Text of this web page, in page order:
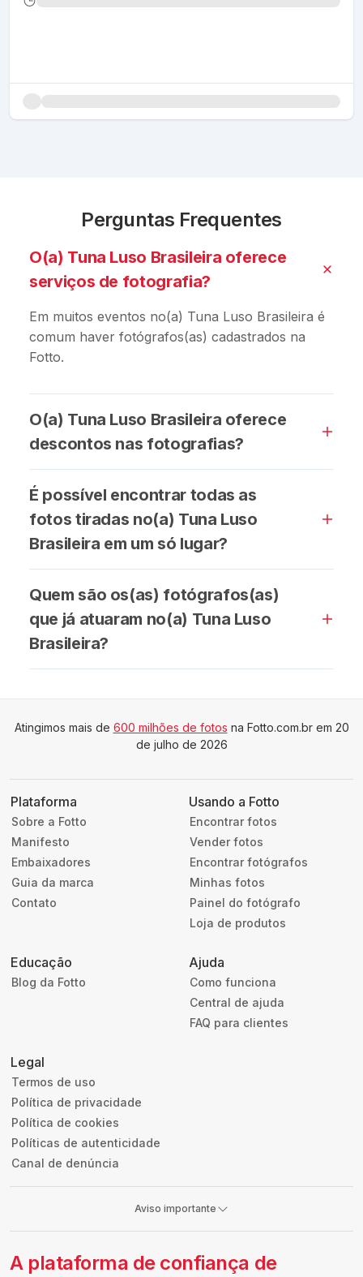
Perguntas Frequentes
O(a) Tuna Luso Brasileira oferece
serviços de fotografia?
Em muitos eventos no(a) Tuna Luso Brasileira é
comum haver fotógrafos(as) cadastrados na
Fotto.
O(a) Tuna Luso Brasileira oferece
descontos nas fotografias?
É possível encontrar todas as
fotos tiradas no(a) Tuna Luso
Brasileira em um só lugar?
Quem são os(as) fotógrafos(as)
que já atuaram no(a) Tuna Luso
Brasileira?
Atingimos mais de 600 milhões de fotos na Fotto.com.br em 20
de julho de 2026
Plataforma
Sobre a Fotto
Manifesto
Embaixadores
Guia da marca
Contato
Usando a Fotto
Encontrar fotos
Vender fotos
Encontrar fotógrafos
Minhas fotos
Painel do fotógrafo
Loja de produtos
Educação
Blog da Fotto
Ajuda
Como funciona
Central de ajuda
FAQ para clientes
Legal
Termos de uso
Política de privacidade
Política de cookies
Políticas de autenticidade
Canal de denúncia
Aviso importante
A plataforma de confiança de